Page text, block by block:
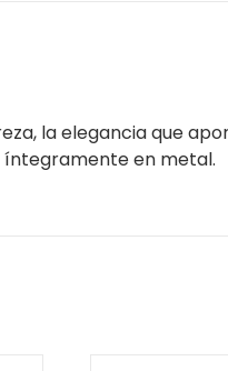
la elegancia que
íntegramente en metal.